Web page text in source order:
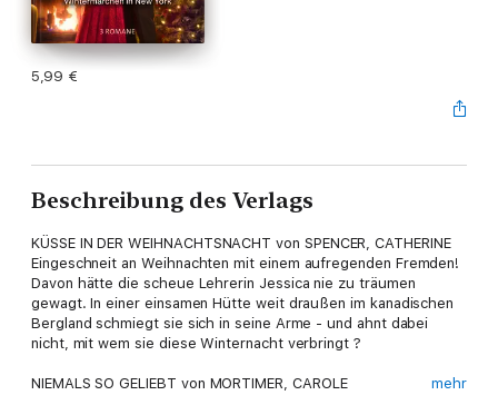
5,99 €
Beschreibung des Verlags
KÜSSE IN DER WEIHNACHTSNACHT von SPENCER, CATHERINE
Eingeschneit an Weihnachten mit einem aufregenden Fremden!
Davon hätte die scheue Lehrerin Jessica nie zu träumen
gewagt. In einer einsamen Hütte weit draußen im kanadischen
Bergland schmiegt sie sich in seine Arme - und ahnt dabei
nicht, mit wem sie diese Winternacht verbringt ?
NIEMALS SO GELIEBT von MORTIMER, CAROLE
mehr